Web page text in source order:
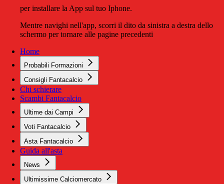
per installare la App sul tuo Iphone.
Mentre navighi nell'app, scorri il dito da sinistra a destra dello
schermo per tornare alle pagine precedenti
Home
Probabili Formazioni
Consigli Fantacalcio
Chi schierare
Scambi Fantacalcio
Ultime dai Campi
Voti Fantacalcio
Asta Fantacalcio
Guida all'asta
News
Ultimissime Calciomercato